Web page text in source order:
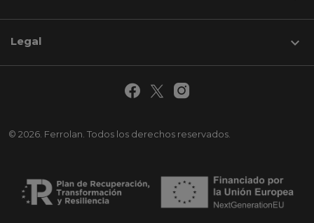
© 2026. Ferrolan. Todos los derechos reservados.
Legal 